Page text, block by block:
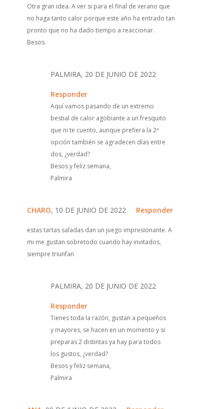
Otra gran idea. A ver si para el final de verano que
no haga tanto calor porque este año ha entrado tan
pronto que no ha dado tiempo a reaccionar.
Besos.
PALMIRA, 20 DE JUNIO DE 2022
Responder
Aquí vamos pasando de un extremo
bestial de calor agobiante a un fresquito
que ni te cuento, aunque prefiera la 2ª
opción también se agradecen días entre
dos, ¿verdad?
Besos y feliz semana,
Palmira
CHARO, 10 DE JUNIO DE 2022 Responder
estas tartas saladas dan un juego impresionante. A
mi me gustan sobretodo cuando hay invitados,
siempre triunfan
PALMIRA, 20 DE JUNIO DE 2022
Responder
Tienes toda la razón, gustan a pequeños
y mayores, se hacen en un momento y si
preparas 2 distintas ya hay para todos
los gustos, ¿verdad?
Besos y feliz semana,
Palmira